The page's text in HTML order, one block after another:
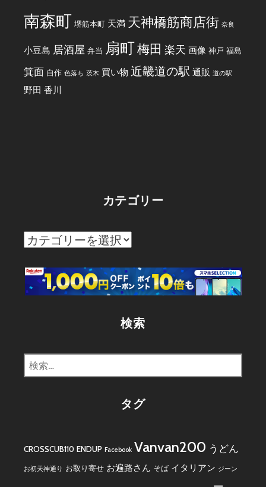
南森町 堺筋本町 天満 天神橋筋商店街 奈良
小豆島 居酒屋 弁当 扇町梅田 楽天 画像 神戸 福島
箕面 自作 色落ち 茨木 買い物 近畿道の駅 通販 道の駅
野田 香川
カテゴリー
カ
ゴ
リ
検索
検
索:
タグ
CROSSCUB110 ENDUP Facebook Vanvan200 うどん
お初天神通り お取り寄せ お遍路さん そば イタリアン ジーン